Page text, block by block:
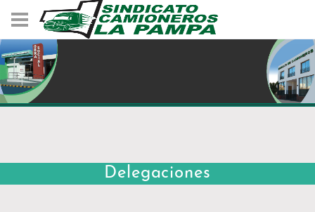
Delegaciones